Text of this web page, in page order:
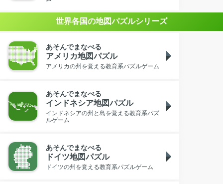
世界各国の地図パズルシリーズ
あそんでまなべる
アメリカ地図パズル
アメリカの州を覚える教育系パズルゲーム
あそんでまなべる
インドネシア地図パズル
インドネシアの州と島を覚える教育系パズ
ルゲーム
あそんでまなべる
ドイツ地図パズル
ドイツの州を覚える教育系パズルゲーム